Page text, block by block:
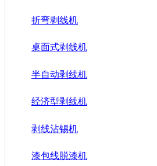
折弯剥线机
桌面式剥线机
半自动剥线机
经济型剥线机
剥线沾锡机
漆包线脱漆机